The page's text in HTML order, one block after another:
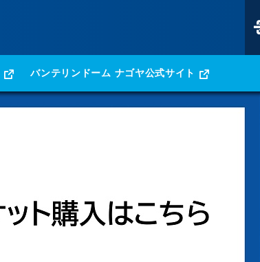
バンテリンドーム ナゴヤ公式サイト